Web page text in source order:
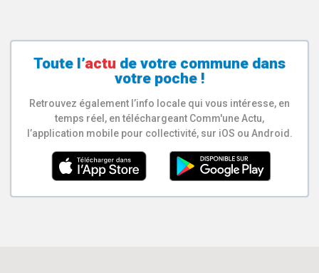
Toute l’actu de votre commune dans
votre poche !
Retrouvez également l’info locale qui vous intéresse, en
temps réel, en téléchargeant Comm'une Actu,
l’application mobile pour collectivité, sur iOS ou Android.